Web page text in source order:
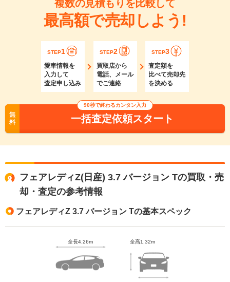
複数の見積もりを比較して
最高額で売却しよう!
STEP1
愛車情報を
入力して
査定申し込み
STEP2
買取店から
電話、メール
でご連絡
STEP3
査定額を
比べて売却先
を決める
無
料
90秒で終わるカンタン入力
一括査定依頼スタート
フェアレディZ(日産) 3.7 バージョン Tの買取・売
却・査定の参考情報
フェアレディZ 3.7 バージョン Tの基本スペック
全長4.26m 全高1.32m